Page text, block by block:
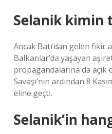
Selanik kimin
Ancak Batı’dan gelen fikir
Balkanlar’da yaşayan
propagandalarına da
Savaşı’nın ardından 8
eline geçti.
Selanik’in